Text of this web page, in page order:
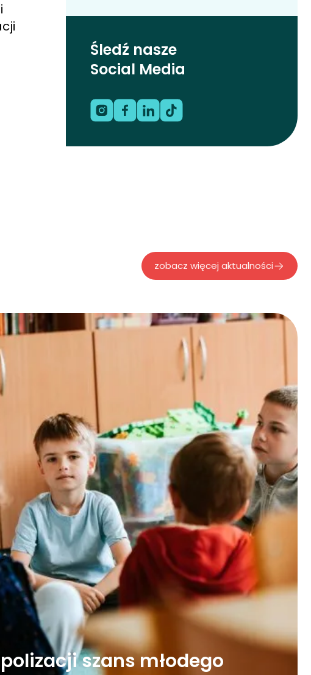
Śledź nasze
Social Media
zobacz więcej aktualności
szans młodego